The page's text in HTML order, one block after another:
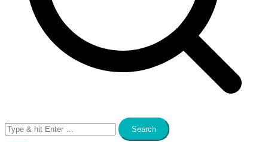
Search
for: